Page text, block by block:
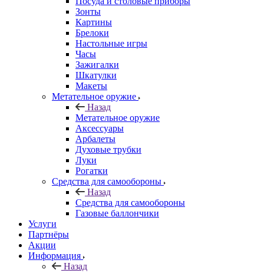
Зонты
Картины
Брелоки
Настольные игры
Часы
Зажигалки
Шкатулки
Макеты
Метательное оружие
Назад
Метательное оружие
Аксессуары
Арбалеты
Духовые трубки
Луки
Рогатки
Средства для самообороны
Назад
Средства для самообороны
Газовые баллончики
Услуги
Партнёры
Акции
Информация
Назад